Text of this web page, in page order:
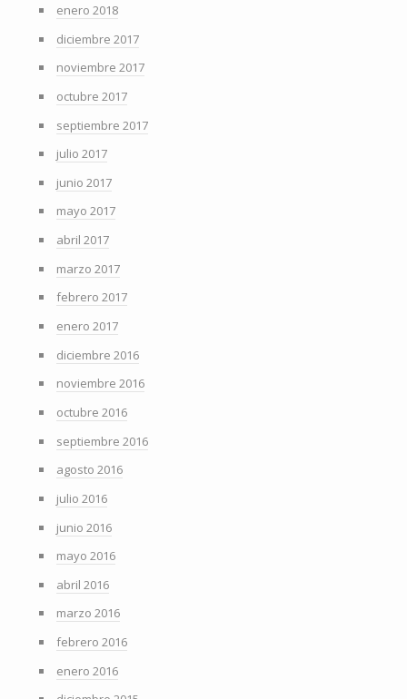
enero 2018
diciembre 2017
noviembre 2017
octubre 2017
septiembre 2017
julio 2017
junio 2017
mayo 2017
abril 2017
marzo 2017
febrero 2017
enero 2017
diciembre 2016
noviembre 2016
octubre 2016
septiembre 2016
agosto 2016
julio 2016
junio 2016
mayo 2016
abril 2016
marzo 2016
febrero 2016
enero 2016